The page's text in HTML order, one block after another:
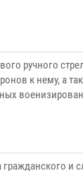
ручного
к нему, а
гражданского и